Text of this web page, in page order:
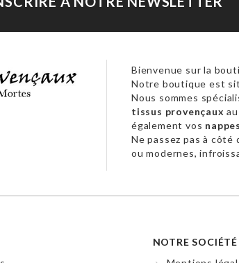
Bienvenue sur la
Notre boutique est
Nous sommes
tissus provençaux
également vos
Ne passez pas à côté
ou modernes,
NOTRE SOCIÉTÉ